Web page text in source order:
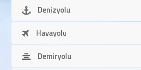
Denizyolu
Havayolu
Demiryolu